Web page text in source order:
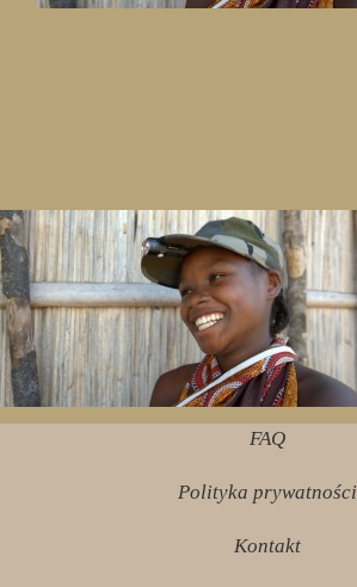
FAQ
Polityka prywatności
Kontakt